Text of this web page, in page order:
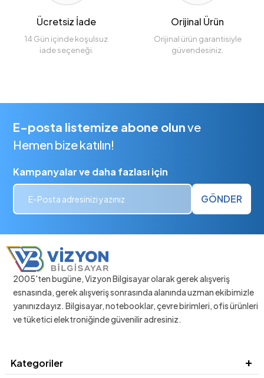
Ücretsiz İade
14 Gün içinde koşulsuz
iade seçeneği.
Orijinal Ürün
Orijinal ürün garantisiyle
güvendesiniz.
E-posta listemize abone olunve
Hemen bize katılın!
Kampanyalar ve daha fazlası için
GÖNDER
2005'ten bugüne, Vizyon Bilgisayar olarak gerek alışveriş
esnasında, gerek alışveriş sonrasında alanında uzman ekibimizle
yanınızdayız. Bilgisayar, notebooklar, çevre birimleri, ofis ürünleri
ve tüketici elektroniğinde güvenilir adresiniz.
Kategoriler